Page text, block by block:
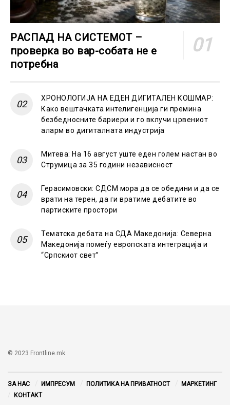
РАСПАД НА СИСТЕМОТ –
проверка во вар-собата не е
потребна
ХРОНОЛОГИЈА НА ЕДЕН ДИГИТАЛЕН КОШМАР:
Како вештачката интелигенција ги премина
безбедносните бариери и го вклучи црвениот
аларм во дигиталната индустрија
Митева: На 16 август уште еден голем настан во
Струмица за 35 години независност
Герасимовски: СДСМ мора да се обедини и да се
врати на терен, да ги вратиме дебатите во
партиските простори
Тематска дебата на СДА Македонија: Северна
Македонија помеѓу европската интеграција и
“Српскиот свет”
© 2023 Frontline.mk
ЗА НАС ИМПРЕСУМ ПОЛИТИКА НА ПРИВАТНОСТ
МАРКЕТИНГ
КОНТАКТ